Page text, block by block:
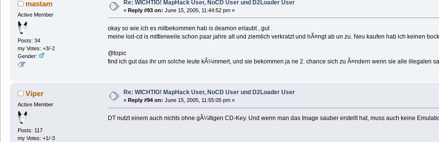
mastam
Active Member
Posts: 34
my Votes: +3/-2
Gender:
Re: WICHTIG! MapHack User, NoCD User und D2Loader User
« Reply #93 on: June 15, 2005, 11:44:52 pm »
okay so wie ich es mitbekommen hab is deamon erlaubt , gut .
meine lod-cd is mittlerweile schon paar jahre alt und ziemlich verkratzt und hÃ¤ngt ab un zu. Neu kaufen hab ich keinen
@topic
find ich gut das ihr um solche leute kÃ¼mmert, und sie bekommen ja ne 2. chance sich zu Ã¤ndern wenn sie alle illegalen
Viper
Active Member
Posts: 117
my Votes: +1/-3
Re: WICHTIG! MapHack User, NoCD User und D2Loader User
« Reply #94 on: June 15, 2005, 11:55:05 pm »
DT nutzt einem auch nichts ohne gÃ¼ltigen CD-Key. Und wenn man das Image sauber erstellt hat, muss auch keine